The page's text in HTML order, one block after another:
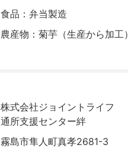
食品：弁当製造
農産物：菊芋（生産から加工）
株式会社ジョイントライフ
通所支援センター絆
霧島市隼人町真孝2681-3